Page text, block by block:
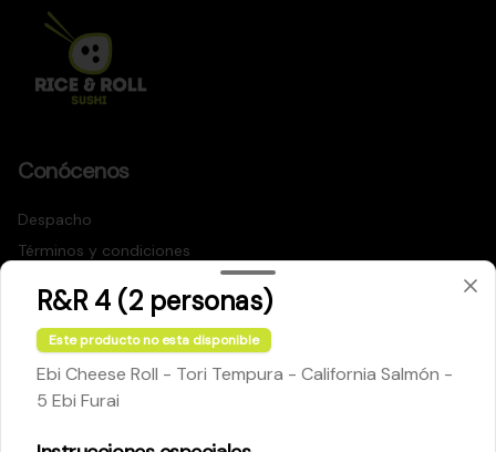
Conócenos
Despacho
Términos y condiciones
Redes sociales
Instagram
Facebook
R&R 4 (2 personas)
Este producto no esta disponible
Ebi Cheese Roll - Tori Tempura - California Salmón -
5 Ebi Furai